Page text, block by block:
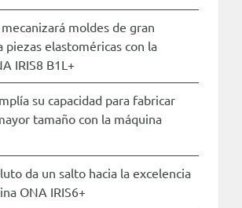
mecanizará moldes de gran
piezas elastoméricas con la
IRIS8 B1L+
su capacidad para fabricar
tamaño con la máquina
da un salto hacia la excelencia
ONA IRIS6+